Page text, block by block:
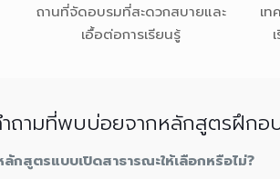
ถานที่จัดอบรมที่สะดวกสบายและ
เอื้อต่อการเรียนรู้
เ
ถามที่พบบ่อยจากหลักสูตรฝึกอ
ลักสูตรแบบเปิดสาธารณะให้เลือกหรือไม่?